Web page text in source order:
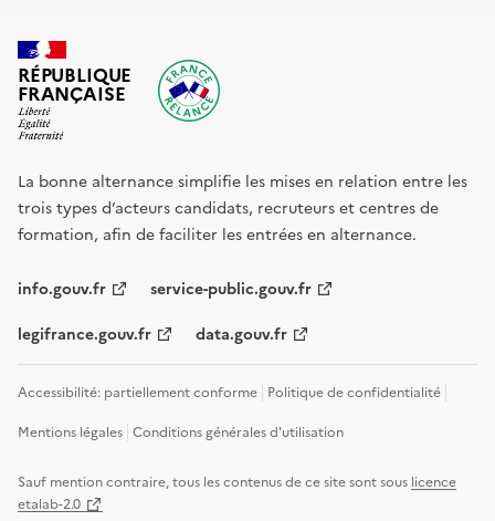
RÉPUBLIQUE
FRANÇAISE
La bonne alternance simplifie les mises en relation entre les
trois types d’acteurs candidats, recruteurs et centres de
formation, afin de faciliter les entrées en alternance.
info.gouv.fr service-public.gouv.fr
legifrance.gouv.fr data.gouv.fr
Accessibilité: partiellement conforme Politique de confidentialité
Mentions légales Conditions générales d'utilisation
Sauf mention contraire, tous les contenus de ce site sont sous licence
etalab-2.0